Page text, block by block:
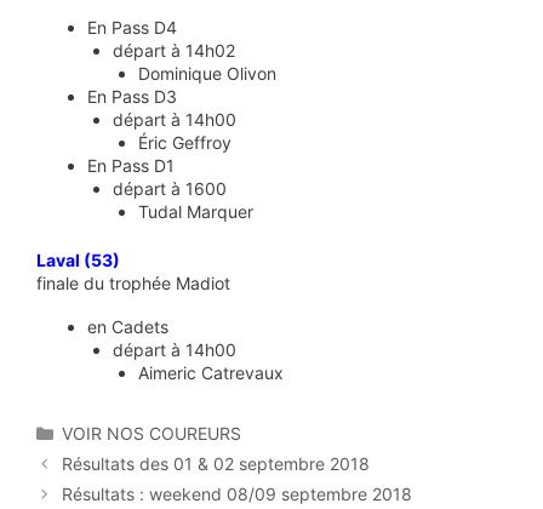
En Pass D4
départ à 14h02
Dominique Olivon
En Pass D3
départ à 14h00
Éric Geffroy
En Pass D1
départ à 1600
Tudal Marquer
Laval (53)
finale du trophée Madiot
en Cadets
départ à 14h00
Aimeric Catrevaux
Catégories
VOIR NOS COUREURS
Résultats des 01 & 02 septembre 2018
Résultats : weekend 08/09 septembre 2018